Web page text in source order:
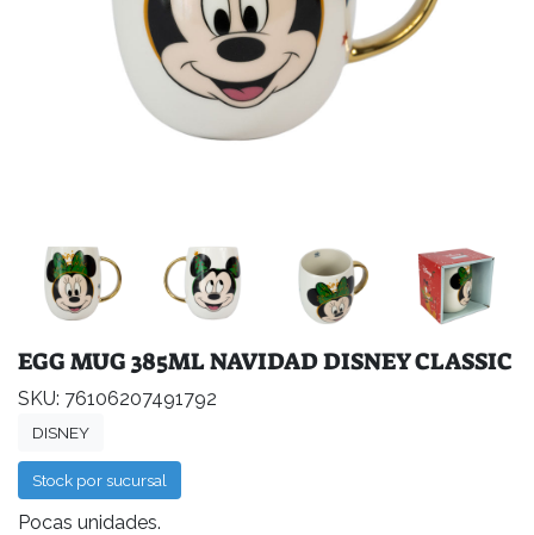
EGG MUG 385ML NAVIDAD DISNEY CLASSIC
SKU: 76106207491792
DISNEY
Stock por sucursal
Pocas unidades.